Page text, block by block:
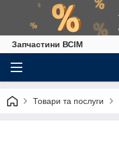
Запчастини ВСІМ
Товари та послуги